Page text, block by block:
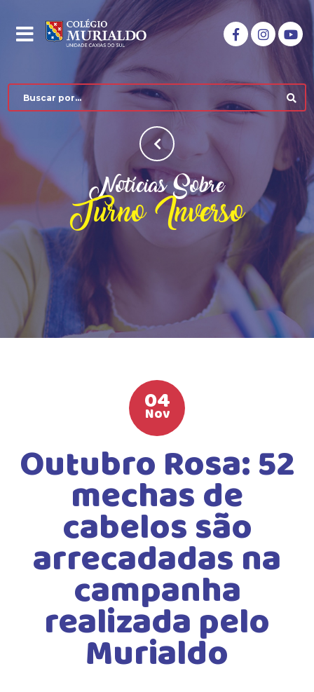
COLÉGIO MURIALDO
NÍVEIS DE ENSINO
HIGH SCHOOL
LISTA DE MATERIAIS
CALENDÁRIO ESCOLAR 2026
GUIA DA FAMÍLIA
BOLETOS BANCÁRIOS
Notícias Sobre
Turno Inverso
04
Nov
Outubro Rosa: 52
mechas de
cabelos são
arrecadadas na
campanha
realizada pelo
Murialdo